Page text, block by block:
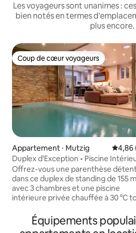
Les voyageurs sont unanimes :
bien notés en termes
plus encore.
Coup de cœur voyageurs
Coup de cœur voyageurs
Appartement ⋅ Mutzig
4,86
Duplex d'Exception • Piscine
Privée
Offrez-vous une parenthèse
dans ce duplex de standing de 155
avec 3 chambres et une piscine
intérieure privée chauffée à 30 °C
Colmar, au pied des Vosges et sur la
Route des Vins, il est idéal pour
Équipements